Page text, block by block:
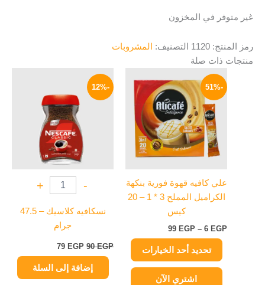
غير متوفر في المخزون
رمز المنتج: 1120 التصنيف:
المشروبات
منتجات ذات صلة
-51%
علي كافيه قهوة فورية بنكهة
الكراميل المملح 3 * 1 – 20
كيس
6 EGP
–
99 EGP
السعر:
من
⁦6 EGP⁩
خلال
⁦99 EGP⁩
تحديد أحد الخيارات
هناك
العديد
من
الأشكال
المختلفة
لهذا
المنتج.
اختيار
الخيارات
صفحة
المنتج
اشتري الآن
-12%
-
+
نسكافيه كلاسيك – 47.5
جرام
90EGP
90 EGP.
79 EGP
79 EGP.
إضافة إلى السلة